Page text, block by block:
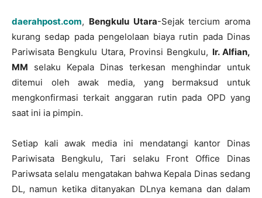
daerahpost.com, Bengkulu Utara-Sejak tercium aroma
kurang sedap pada pengelolaan biaya rutin pada Dinas
Pariwisata Bengkulu Utara, Provinsi Bengkulu, Ir. Alfian,
MM selaku Kepala Dinas terkesan menghindar untuk
ditemui oleh awak media, yang bermaksud untuk
mengkonfirmasi terkait anggaran rutin pada OPD yang
saat ini ia pimpin.
Setiap kali awak media ini mendatangi kantor Dinas
Pariwisata Bengkulu, Tari selaku Front Office Dinas
Pariwsata selalu mengatakan bahwa Kepala Dinas sedang
DL, namun ketika ditanyakan DLnya kemana dan dalam